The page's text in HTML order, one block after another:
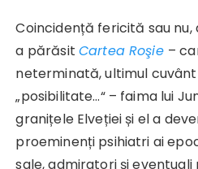
Coincidență fericită sau
a părăsit Cartea Roşie –
neterminată, ultimul
„posibilitate…“ – faima lui
granițele Elveției și el a
proeminenți psihiatri ai
sale, admiratori și